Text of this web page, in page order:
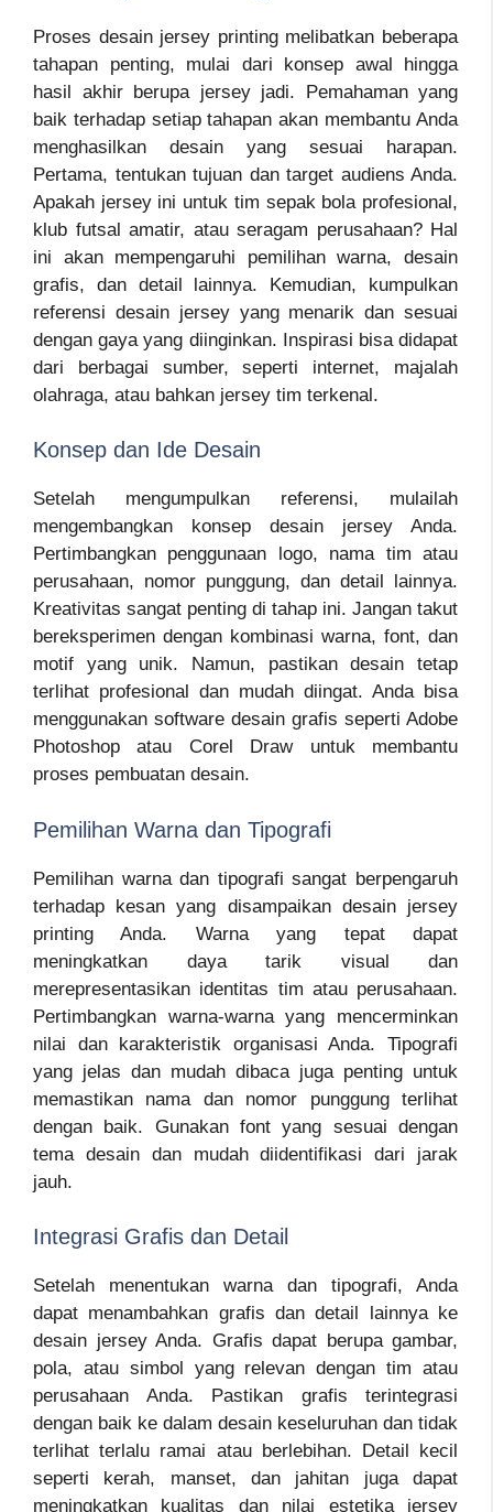
Proses desain jersey printing melibatkan beberapa
tahapan penting, mulai dari konsep awal hingga
hasil akhir berupa jersey jadi. Pemahaman yang
baik terhadap setiap tahapan akan membantu Anda
menghasilkan desain yang sesuai harapan.
Pertama, tentukan tujuan dan target audiens Anda.
Apakah jersey ini untuk tim sepak bola profesional,
klub futsal amatir, atau seragam perusahaan? Hal
ini akan mempengaruhi pemilihan warna, desain
grafis, dan detail lainnya. Kemudian, kumpulkan
referensi desain jersey yang menarik dan sesuai
dengan gaya yang diinginkan. Inspirasi bisa didapat
dari berbagai sumber, seperti internet, majalah
olahraga, atau bahkan jersey tim terkenal.
Konsep dan Ide Desain
Setelah mengumpulkan referensi, mulailah
mengembangkan konsep desain jersey Anda.
Pertimbangkan penggunaan logo, nama tim atau
perusahaan, nomor punggung, dan detail lainnya.
Kreativitas sangat penting di tahap ini. Jangan takut
bereksperimen dengan kombinasi warna, font, dan
motif yang unik. Namun, pastikan desain tetap
terlihat profesional dan mudah diingat. Anda bisa
menggunakan software desain grafis seperti Adobe
Photoshop atau Corel Draw untuk membantu
proses pembuatan desain.
Pemilihan Warna dan Tipografi
Pemilihan warna dan tipografi sangat berpengaruh
terhadap kesan yang disampaikan desain jersey
printing Anda. Warna yang tepat dapat
meningkatkan daya tarik visual dan
merepresentasikan identitas tim atau perusahaan.
Pertimbangkan warna-warna yang mencerminkan
nilai dan karakteristik organisasi Anda. Tipografi
yang jelas dan mudah dibaca juga penting untuk
memastikan nama dan nomor punggung terlihat
dengan baik. Gunakan font yang sesuai dengan
tema desain dan mudah diidentifikasi dari jarak
jauh.
Integrasi Grafis dan Detail
Setelah menentukan warna dan tipografi, Anda
dapat menambahkan grafis dan detail lainnya ke
desain jersey Anda. Grafis dapat berupa gambar,
pola, atau simbol yang relevan dengan tim atau
perusahaan Anda. Pastikan grafis terintegrasi
dengan baik ke dalam desain keseluruhan dan tidak
terlihat terlalu ramai atau berlebihan. Detail kecil
seperti kerah, manset, dan jahitan juga dapat
meningkatkan kualitas dan nilai estetika jersey